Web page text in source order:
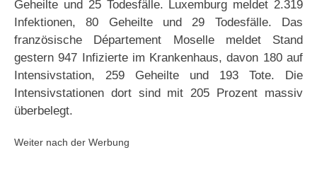
Geheilte und 25 Todesfälle. Luxemburg meldet 2.319
Infektionen, 80 Geheilte und 29 Todesfälle. Das
französische Département Moselle meldet Stand
gestern 947 Infizierte im Krankenhaus, davon 180 auf
Intensivstation, 259 Geheilte und 193 Tote. Die
Intensivstationen dort sind mit 205 Prozent massiv
überbelegt.
Weiter nach der Werbung